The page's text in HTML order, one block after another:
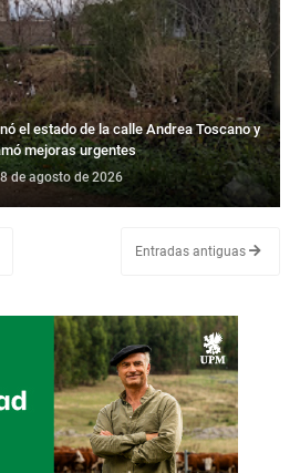
el estado de la calle Andrea Toscano y
mejoras urgentes
8 de agosto de 2026
Entradas antiguas